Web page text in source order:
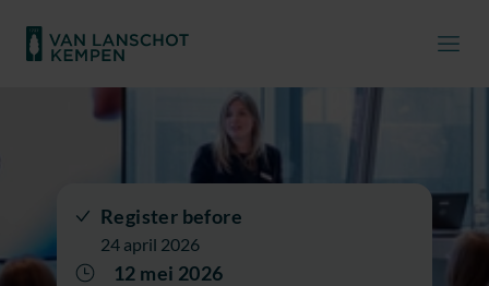
Register before
24 april 2026
12 mei 2026